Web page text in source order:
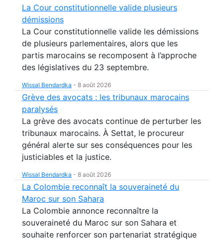
La Cour constitutionnelle valide plusieurs
démissions
La Cour constitutionnelle valide les démissions
de plusieurs parlementaires, alors que les
partis marocains se recomposent à l’approche
des législatives du 23 septembre.
Wissal Bendardka - 8 août 2026
Grève des avocats : les tribunaux marocains
paralysés
La grève des avocats continue de perturber les
tribunaux marocains. À Settat, le procureur
général alerte sur ses conséquences pour les
justiciables et la justice.
Wissal Bendardka - 8 août 2026
La Colombie reconnaît la souveraineté du
Maroc sur son Sahara
La Colombie annonce reconnaître la
souveraineté du Maroc sur son Sahara et
souhaite renforcer son partenariat stratégique